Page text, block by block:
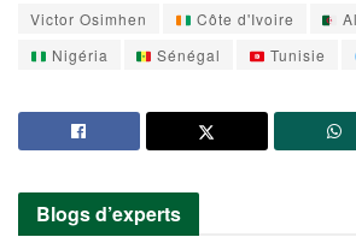
Victor Osimhen
Côte d'Ivoire
Nigéria
Sénégal Tunisie
Blogs d’experts